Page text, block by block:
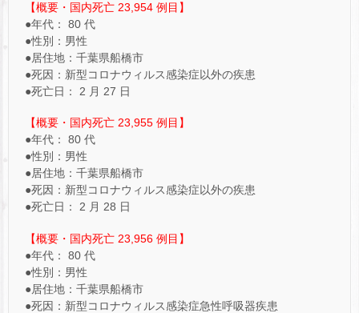
【概要・国内死亡 23,954 例目】
●年代： 80 代
●性別：男性
●居住地：千葉県船橋市
●死因：新型コロナウィルス感染症以外の疾患
●死亡日： 2 月 27 日
【概要・国内死亡 23,955 例目】
●年代： 80 代
●性別：男性
●居住地：千葉県船橋市
●死因：新型コロナウィルス感染症以外の疾患
●死亡日： 2 月 28 日
【概要・国内死亡 23,956 例目】
●年代： 80 代
●性別：男性
●居住地：千葉県船橋市
●死因：新型コロナウィルス感染症急性呼吸器疾患